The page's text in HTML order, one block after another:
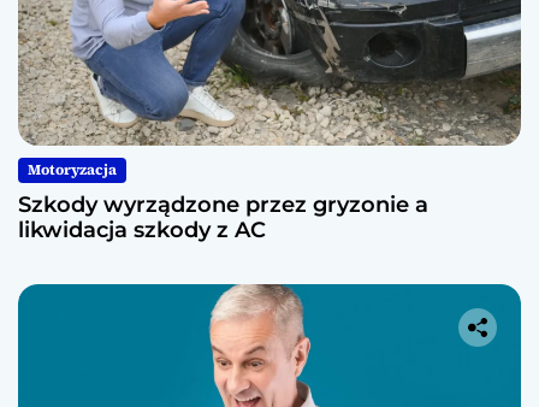
Motoryzacja
Szkody wyrządzone przez gryzonie a
likwidacja szkody z AC